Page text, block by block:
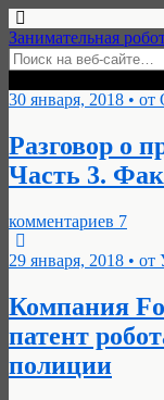
Занимательная
30 января, 2018 •
Разговор о
Часть 3.
комментариев 7
29 января, 2018 • от
Компания
патент
полиции